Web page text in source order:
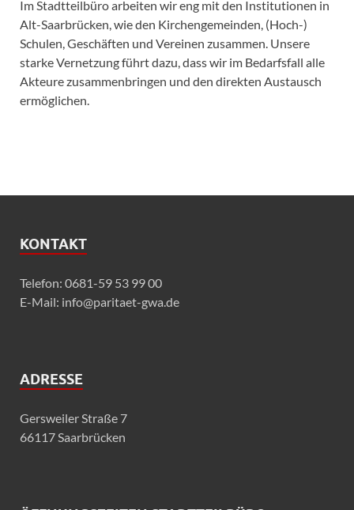
Im Stadtteilbüro arbeiten wir eng mit den Institutionen in
Alt-Saarbrücken, wie den Kirchengemeinden, (Hoch-)
Schulen, Geschäften und Vereinen zusammen. Unsere
starke Vernetzung führt dazu, dass wir im Bedarfsfall alle
Akteure zusammenbringen und den direkten Austausch
ermöglichen.
KONTAKT
Telefon: 0681-59 53 99 00
E-Mail: info@paritaet-gwa.de
ADRESSE
Gersweiler Straße 7
66117 Saarbrücken